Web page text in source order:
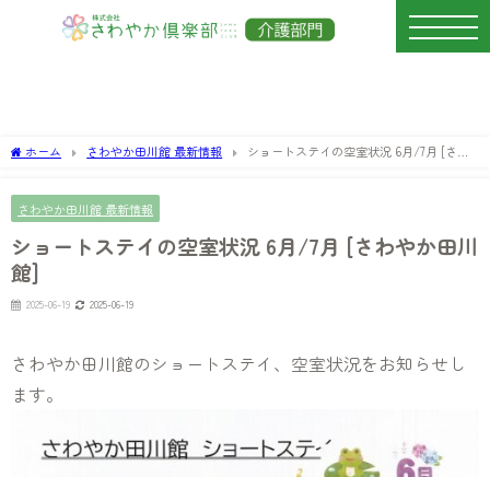
ホーム さわやか田川館 最新情報
ショートステイの空室状況 6月/7月 [さわ
さわやか田川館 最新情報
ショートステイの空室状況 6月/7月 [さわやか田川
館]
2025-06-19 2025-06-19
さわやか田川館のショートステイ、空室状況をお知らせし
ます。